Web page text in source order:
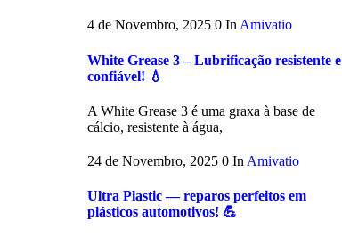
4 de Novembro, 2025 0 InAmivatio
White Grease 3 – Lubrificação resistente e
confiável! 💧
A White Grease 3 é uma graxa à base de
cálcio, resistente à água,
24 de Novembro, 2025 0 In Amivatio
Ultra Plastic — reparos perfeitos em
plásticos automotivos! 💪